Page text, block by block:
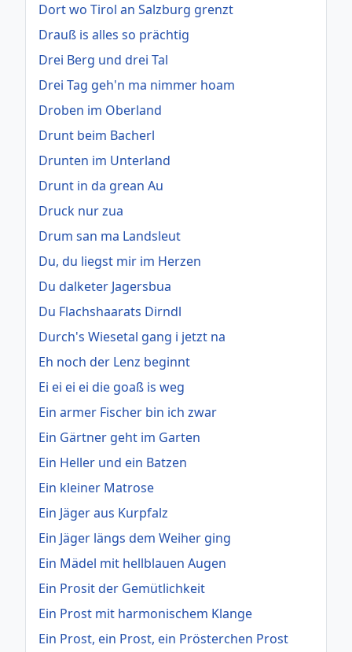
Dort wo Tirol an Salzburg grenzt
Drauß is alles so prächtig
Drei Berg und drei Tal
Drei Tag geh'n ma nimmer hoam
Droben im Oberland
Drunt beim Bacherl
Drunten im Unterland
Drunt in da grean Au
Druck nur zua
Drum san ma Landsleut
Du, du liegst mir im Herzen
Du dalketer Jagersbua
Du Flachshaarats Dirndl
Durch's Wiesetal gang i jetzt na
Eh noch der Lenz beginnt
Ei ei ei ei die goaß is weg
Ein armer Fischer bin ich zwar
Ein Gärtner geht im Garten
Ein Heller und ein Batzen
Ein kleiner Matrose
Ein Jäger aus Kurpfalz
Ein Jäger längs dem Weiher ging
Ein Mädel mit hellblauen Augen
Ein Prosit der Gemütlichkeit
Ein Prost mit harmonischem Klange
Ein Prost, ein Prost, ein Prösterchen Prost